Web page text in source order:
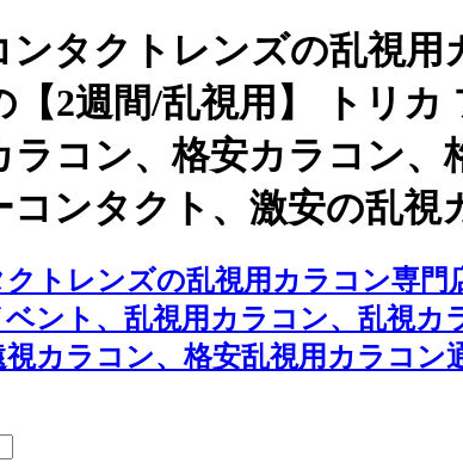
ンタクトレンズの乱視
2週間/乱視用】 トリ
ラコン、格安カラコン、
コンタクト、激安の乱視
トレンズの乱視用カラコン専
ント、乱視用カラコン、乱視
カラコン、格安乱視用カラコン